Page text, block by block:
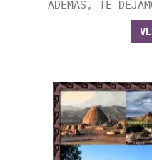
ADEMÁS, TE